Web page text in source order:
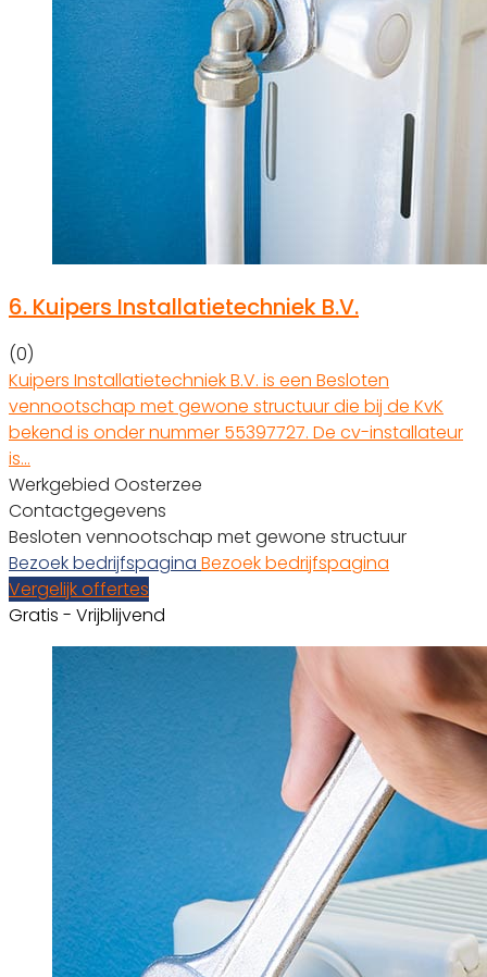
6. Kuipers Installatietechniek B.V.
(0)
Kuipers Installatietechniek B.V. is een Besloten
vennootschap met gewone structuur die bij de KvK
bekend is onder nummer 55397727. De cv-installateur
is…
Werkgebied Oosterzee
Contactgegevens
Besloten vennootschap met gewone structuur
Bezoek bedrijfspagina Bezoek bedrijfspagina
Vergelijk offertes
Gratis - Vrijblijvend